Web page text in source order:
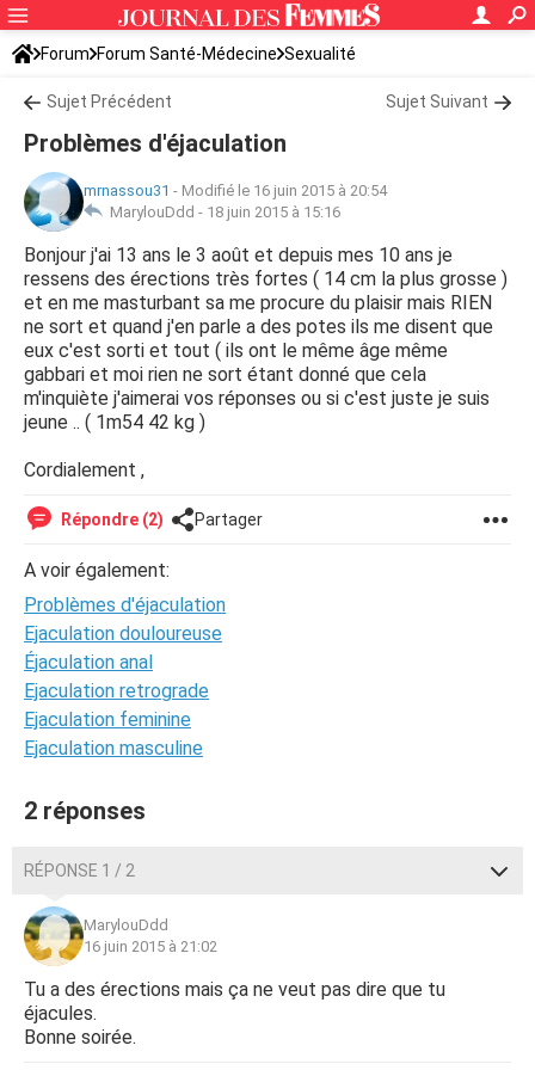
Forum Forum Santé-Médecine Sexualité
Sujet Précédent Sujet Suivant
Problèmes d'éjaculation
mrnassou31 - Modifié le 16 juin 2015 à 20:54
MarylouDdd - 18 juin 2015 à 15:16
Bonjour j'ai 13 ans le 3 août et depuis mes 10 ans je
ressens des érections très fortes ( 14 cm la plus grosse )
et en me masturbant sa me procure du plaisir mais RIEN
ne sort et quand j'en parle a des potes ils me disent que
eux c'est sorti et tout ( ils ont le même âge même
gabbari et moi rien ne sort étant donné que cela
m'inquiète j'aimerai vos réponses ou si c'est juste je suis
jeune .. ( 1m54 42 kg )
Cordialement ,
Répondre (2) Partager
A voir également:
Problèmes d'éjaculation
Ejaculation douloureuse
Éjaculation anal
Ejaculation retrograde
Ejaculation feminine
Ejaculation masculine
2 réponses
RÉPONSE 1 / 2
MarylouDdd
16 juin 2015 à 21:02
Tu a des érections mais ça ne veut pas dire que tu
éjacules.
Bonne soirée.